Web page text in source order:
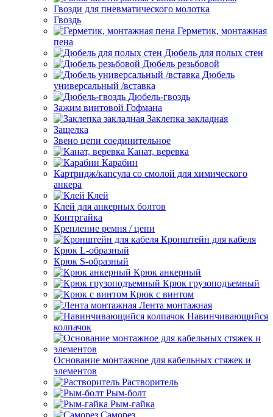
Гвозди для пневматического молотка
Гвоздь
Герметик, монтажная
пена
Дюбель для полых стен
Дюбель резьбовой
Дюбель
универсальный /вставка
Дюбель-гвоздь
Зажим винтовой Гофмана
Заклепка закладная
Защелка
Звено цепи соединительное
Канат, веревка
Карабин
Картридж/капсула со смолой для химического
анкера
Клей
Клей для анкерных болтов
Контргайка
Крепление ремня / цепи
Кронштейн для кабеля
Крюк L-образный
Крюк S-образный
Крюк анкерный
Крюк грузоподъемный
Крюк с винтом
Лента монтажная
Навинчивающийся
колпачок
Основание монтажное для кабельных стяжек и
элементов
Растворитель
Рым-болт
Рым-гайка
Саморез